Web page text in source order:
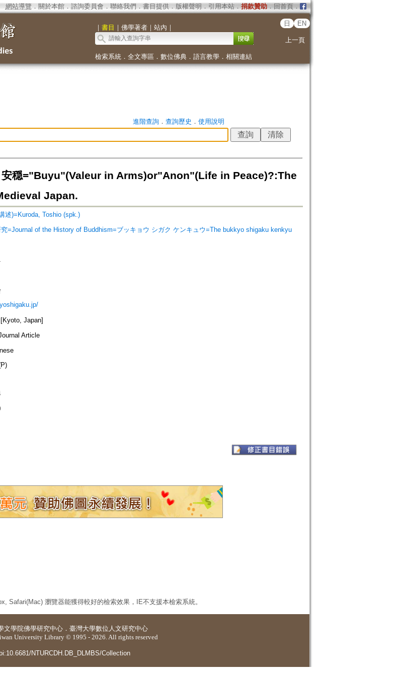
網站導覽 ． 關於本館． 諮詢委員會． 聯絡我們 ． 書目提供． 版權聲明 ． 引用本站． 捐款贊助．回首頁．
｜ 書目 ｜ 佛學著者｜ 站內 ｜
日 EN
上一頁
檢索系統． 全文專區 ． 數位佛典． 語言教學． 相關連結
進階查詢． 查詢歷史 ． 使用說明
安穏="Buyu"(Valeur in Arms)or"Anon"(Life in Peace)?:The
Japan.
述)=Kuroda, Toshio (spk.)
=Journal of the History of Buddhism=ブッキョウ シガク ケンキュウ=The bukkyo shigaku kenkyu
Japan]
Article
Safari(Mac) 瀏覽器能獲得較好的檢索效果，IE不支援本檢索系統。
文學院佛學研究中心 ． 臺灣大學數位人文研究中心
University Library © 1995 - 2026. All rights reserved
NTURCDH.DB_DLMBS/Collection